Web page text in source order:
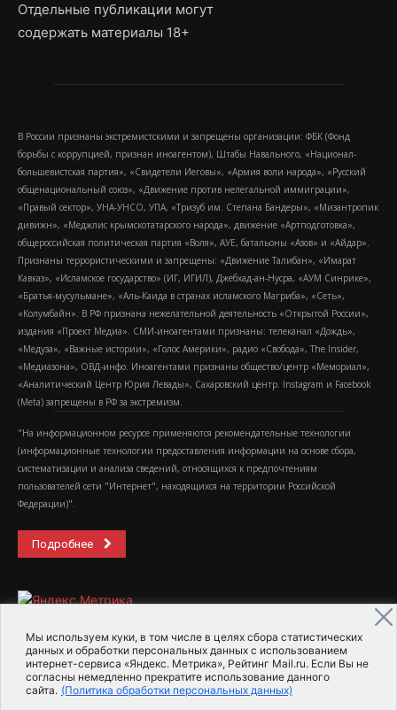
Мы используем куки, в том числе в целях сбора статистических
данных и обработки персональных данных с использованием
интернет-сервиса «Яндекс. Метрика», Рейтинг Mail.ru. Если Вы не
согласны немедленно прекратите использование данного
сайта. (Политика обработки персональных данных)
Отдельные публикации могут
содержать материалы 18+
В России признаны экстремистскими и запрещены организации: ФБК (Фонд
борьбы с коррупцией, признан иноагентом), Штабы Навального, «Национал-
большевистская партия», «Свидетели Иеговы», «Армия воли народа», «Русский
общенациональный союз», «Движение против нелегальной иммиграции»,
«Правый сектор», УНА-УНСО, УПА, «Тризуб им. Степана Бандеры», «Мизантропик
дивижн», «Меджлис крымскотатарского народа», движение «Артподготовка»,
общероссийская политическая партия «Воля», АУЕ, батальоны «Азов» и «Айдар».
Признаны террористическими и запрещены: «Движение Талибан», «Имарат
Кавказ», «Исламское государство» (ИГ, ИГИЛ), Джебхад-ан-Нусра, «АУМ Синрике»,
«Братья-мусульмане», «Аль-Каида в странах исламского Магриба», «Сеть»,
«Колумбайн». В РФ признана нежелательной деятельность «Открытой России»,
издания «Проект Медиа». СМИ-иноагентами признаны: телеканал «Дождь»,
«Медуза», «Важные истории», «Голос Америки», радио «Свобода», The Insider,
«Медиазона», ОВД-инфо. Иноагентами признаны общество/центр «Мемориал»,
«Аналитический Центр Юрия Левады», Сахаровский центр. Instagram и Facebook
(Metа) запрещены в РФ за экстремизм.
"На информационном ресурсе применяются рекомендательные технологии
(информационные технологии предоставления информации на основе сбора,
систематизации и анализа сведений, относящихся к предпочтениям
пользователей сети "Интернет", находящихся на территории Российской
Федерации)".
Подробнее
2015-2026- Информационное агентство МедиаПоток